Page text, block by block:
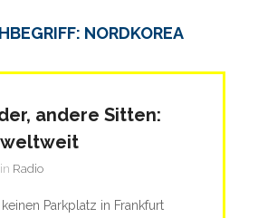
NORDKOREA
andere Sitten:
in Radio
Parkplatz in Frankfurt